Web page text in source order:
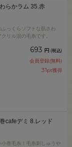
らかラム 35.赤
っくらソフトな肌さわ
リル混の毛糸です。
693 円 (税込)
会員登録(無料)
31pt獲得
cafeデミ 8.レッド
巻毛糸！毛糸刺しゅうや